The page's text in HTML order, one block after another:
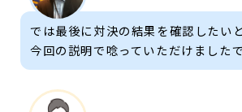
では最後に対決の結果を確認したい
今回の説明で唸っていただけました